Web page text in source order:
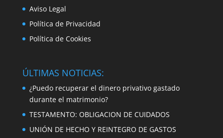
Aviso Legal
Política de Privacidad
Política de Cookies
ÚLTIMAS NOTICIAS:
¿Puedo recuperar el dinero privativo gastado
durante el matrimonio?
TESTAMENTO: OBLIGACION DE CUIDADOS
UNIÓN DE HECHO Y REINTEGRO DE GASTOS